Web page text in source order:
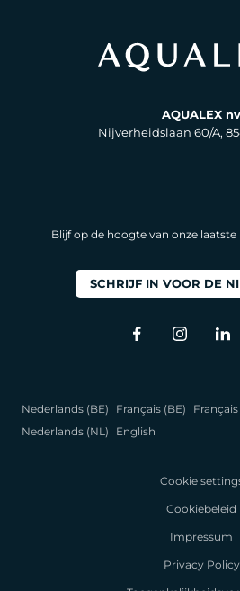
AQUALEX nv
Nijverheidslaan 60/A,
Blijf op de hoogte van onze
SCHRIJF IN VOOR DE
Nederlands (BE) Français (BE) Français
Nederlands (NL)
English
Cookie
Cookiebeleid
Impressum
Privacy Policy